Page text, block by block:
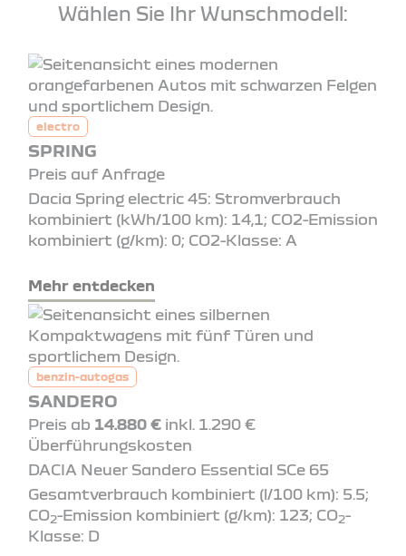
Wählen Sie Ihr Wunschmodell:
electro
SPRING
Preis auf Anfrage
Dacia Spring electric 45: Stromverbrauch
kombiniert (kWh/100 km): 14,1; CO2-Emission
kombiniert (g/km): 0; CO2-Klasse: A
Mehr entdecken
benzin-autogas
SANDERO
Preis ab 14.880 € inkl. 1.290 €
Überführungskosten
DACIA Neuer Sandero Essential SCe 65
Gesamtverbrauch kombiniert (l/100 km): 5.5;
CO2-Emission kombiniert (g/km): 123; CO2-
Klasse: D